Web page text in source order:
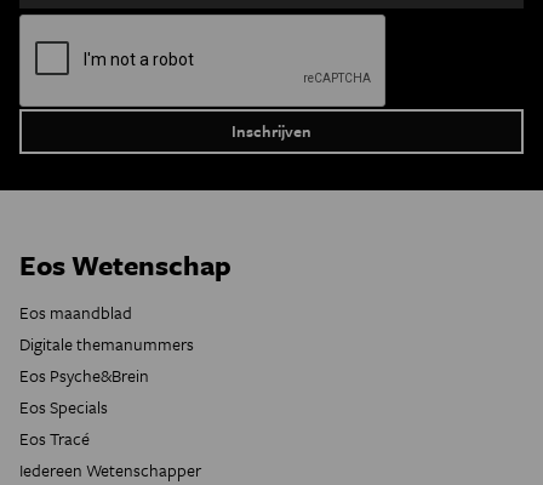
Eos Wetenschap
Eos maandblad
Digitale themanummers
Eos Psyche&Brein
Eos Specials
Eos Tracé
Iedereen Wetenschapper